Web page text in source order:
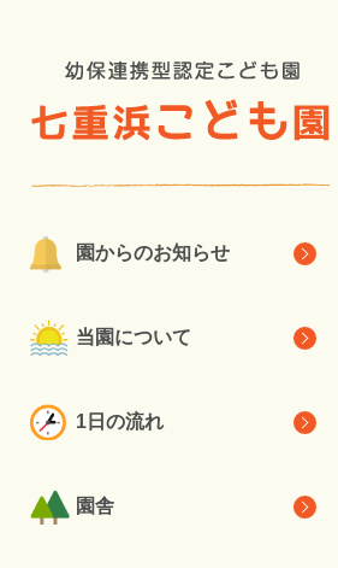
園からのお知らせ
当園について
1日の流れ
園舎